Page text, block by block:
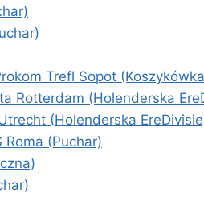
Trefl Sopot
Rotterdam (Holenderska
(Holenderska
(Puchar)